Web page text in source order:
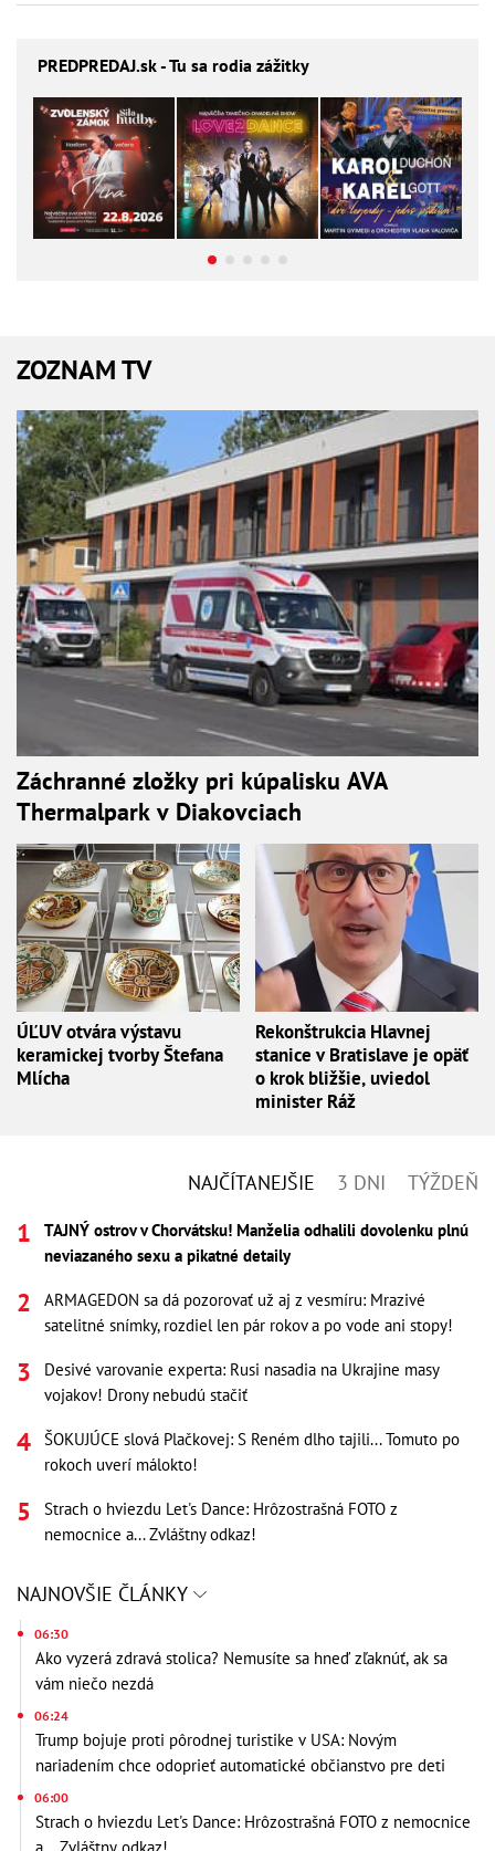
PREDPREDAJ.sk - Tu sa rodia zážitky
ZOZNAM TV
Záchranné zložky pri kúpalisku AVA
Thermalpark v Diakovciach
ÚĽUV otvára výstavu
keramickej tvorby Štefana
Mlícha
Rekonštrukcia Hlavnej
stanice v Bratislave je opäť
o krok bližšie, uviedol
minister Ráž
NAJČÍTANEJŠIE 3 DNI TÝŽDEŇ
TAJNÝ ostrov v Chorvátsku! Manželia odhalili dovolenku plnú
neviazaného sexu a pikatné detaily
ARMAGEDON sa dá pozorovať už aj z vesmíru: Mrazivé
satelitné snímky, rozdiel len pár rokov a po vode ani stopy!
Desivé varovanie experta: Rusi nasadia na Ukrajine masy
vojakov! Drony nebudú stačiť
ŠOKUJÚCE slová Plačkovej: S Reném dlho tajili... Tomuto po
rokoch uverí málokto!
Strach o hviezdu Let's Dance: Hrôzostrašná FOTO z
nemocnice a... Zvláštny odkaz!
NAJNOVŠIE ČLÁNKY
06:30
Ako vyzerá zdravá stolica? Nemusíte sa hneď zľaknúť, ak sa
vám niečo nezdá
06:24
Trump bojuje proti pôrodnej turistike v USA: Novým
nariadením chce odoprieť automatické občianstvo pre deti
06:00
Strach o hviezdu Let's Dance: Hrôzostrašná FOTO z nemocnice